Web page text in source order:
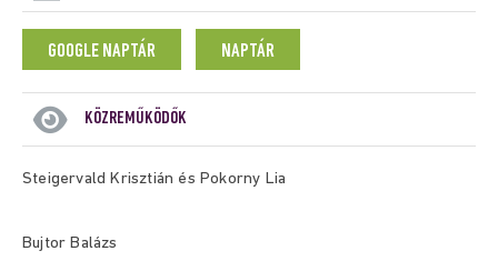
GOOGLE NAPTÁR NAPTÁR
KÖZREMŰKÖDŐK
Steigervald Krisztián és Pokorny Lia
Bujtor Balázs